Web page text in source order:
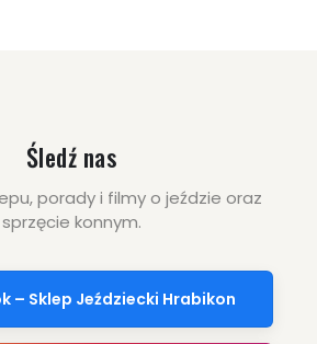
Śledź nas
porady i filmy o jeździe oraz
sprzęcie konnym.
– Sklep Jeździecki Hrabikon